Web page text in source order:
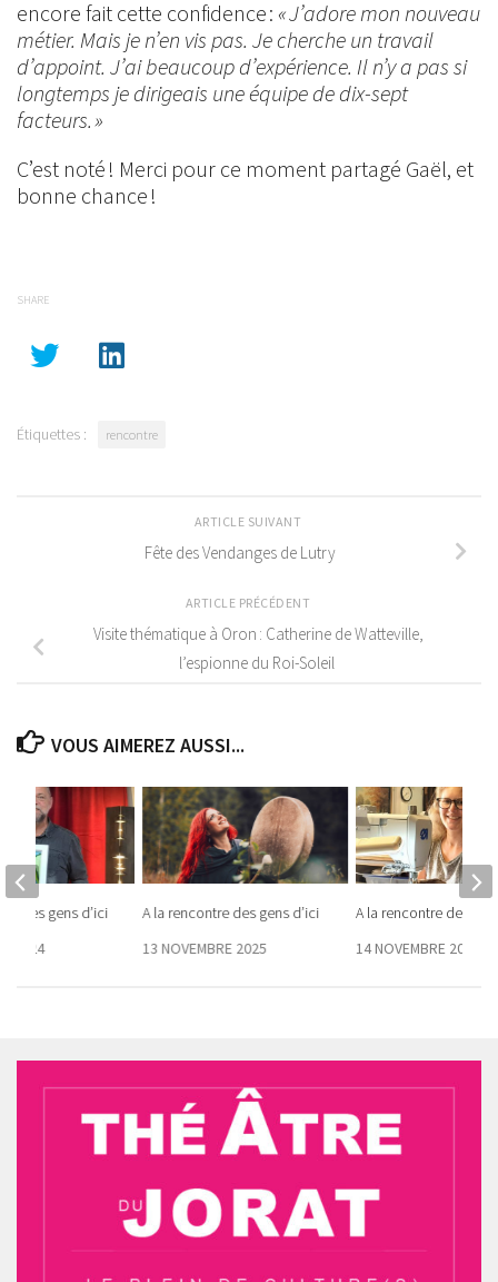
encore fait cette confidence : « J’adore mon nouveau
métier. Mais je n’en vis pas. Je cherche un travail
d’appoint. J’ai beaucoup d’expérience. Il n’y a pas si
longtemps je dirigeais une équipe de dix-sept
facteurs. »
C’est noté ! Merci pour ce moment partagé Gaël, et
bonne chance !
SHARE
Étiquettes : rencontre
ARTICLE SUIVANT
Fête des Vendanges de Lutry
ARTICLE PRÉCÉDENT
Visite thématique à Oron : Catherine de Watteville,
l’espionne du Roi-Soleil
VOUS AIMEREZ AUSSI...
A la rencontre des gens d’ici
13 NOVEMBRE 2025
A la rencontre des
14 NOVEMBRE 2024
des gens d’ici
2024